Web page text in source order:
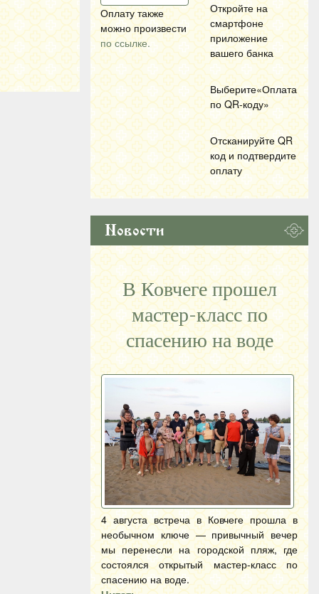
Оплату также
можно произвести
по ссылке.
Откройте на
смартфоне
приложение
вашего банка
Выберите«Оплата
по QR-коду»
Отсканируйте QR
код и подтвердите
оплату
Новости
В Ковчеге прошел
мастер-класс по
спасению на воде
4 августа встреча в Ковчеге прошла в
необычном ключе — привычный вечер
мы перенесли на городской пляж, где
состоялся открытый мастер-класс по
спасению на воде.